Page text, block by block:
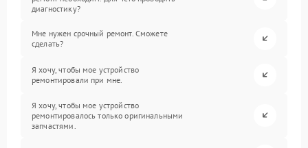
диагностику?
Мне нужен срочный ремонт. Сможете
сделать?
Я хочу, чтобы мое устройство
ремонтировали при мне.
Я хочу, чтобы мое устройство
ремонтировалось только оригинальными
запчастями.